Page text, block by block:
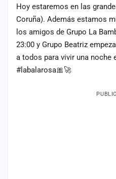
Hoy estaremos en las
Coruña). Además estamos
los amigos de Grupo La
23:00 y Grupo Beatriz
a todos para vivir una noche
#labalarosa🎀🚀